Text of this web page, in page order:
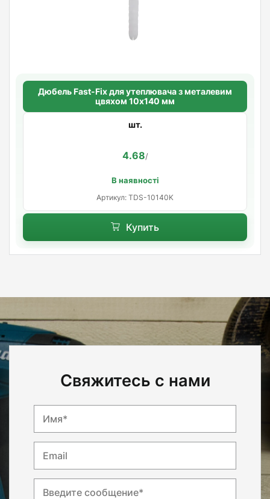
Дюбель Fast-Fix для утеплювача з металевим
цвяхом 10х140 мм
шт.
4.68/
В наявності
Артикул: TDS-10140K
Купить
Свяжитесь с нами
Имя*
Email
Введите сообщение*